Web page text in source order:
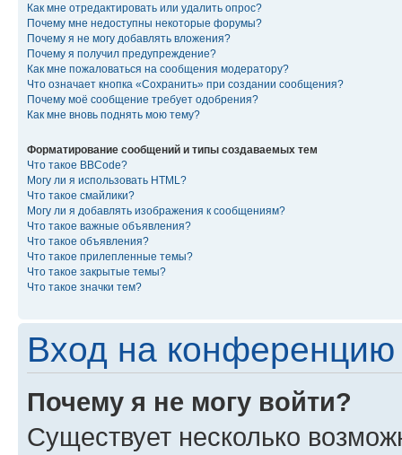
Как мне отредактировать или удалить опрос?
Почему мне недоступны некоторые форумы?
Почему я не могу добавлять вложения?
Почему я получил предупреждение?
Как мне пожаловаться на сообщения модератору?
Что означает кнопка «Сохранить» при создании сообщения?
Почему моё сообщение требует одобрения?
Как мне вновь поднять мою тему?
Форматирование сообщений и типы создаваемых тем
Что такое BBCode?
Могу ли я использовать HTML?
Что такое смайлики?
Могу ли я добавлять изображения к сообщениям?
Что такое важные объявления?
Что такое объявления?
Что такое прилепленные темы?
Что такое закрытые темы?
Что такое значки тем?
Вход на конференцию
Почему я не могу войти?
Существует несколько